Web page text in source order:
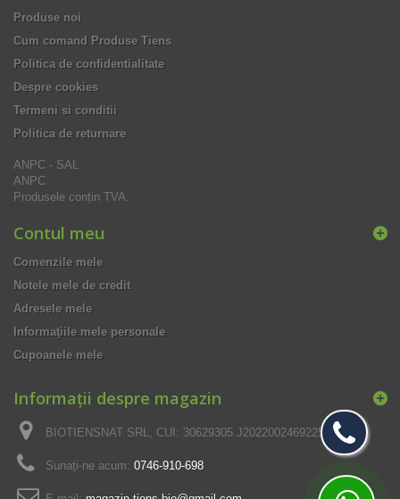
Produse noi
Cum comand Produse Tiens
Politica de confidentialitate
Despre cookies
Termeni si conditii
Politica de returnare
ANPC - SAL
ANPC
Produsele conțin TVA.
Contul meu
Comenzile mele
Notele mele de credit
Adresele mele
Informaţiile mele personale
Cupoanele mele
Informații despre magazin
BIOTIENSNAT SRL, CUI: 30629305 J2022002469225
Sunați-ne acum: 0746-910-698